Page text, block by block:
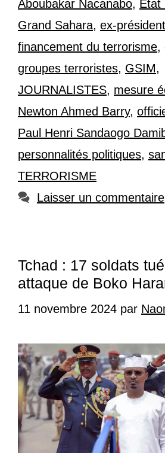
Aboubakar Nacanabo, État
Grand Sahara, ex-président
financement du terrorisme,
groupes terroristes, GSIM,
JOURNALISTES, mesure
Newton Ahmed Barry,
Paul Henri Sandaogo
personnalités politiques,
TERRORISME
Laisser un commentaire
Tchad : 17 soldats
attaque de Boko
11 novembre 2024 par